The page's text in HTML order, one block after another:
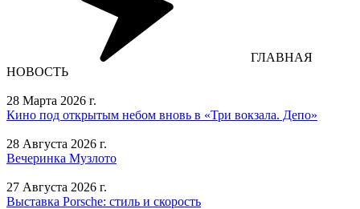
ГЛАВНАЯ
НОВОСТЬ
28 Марта 2026 г.
Кино под открытым небом вновь в «Три вокзала. Депо»
28 Августа 2026 г.
Вечеринка Музлото
27 Августа 2026 г.
Выставка Porsche: стиль и скорость